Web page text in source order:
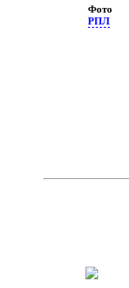
Фото
РПЛ